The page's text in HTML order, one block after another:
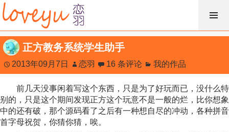
跳
过
内
容
正方教务系统学生助手
2013年09月7日 恋羽 16 条评论 我的作品
前几天没事闲着写这个东西，只是为了好玩而已，没什么特
别的，只是这个期间发现正方这个玩意不是一般的烂，比你想象
中的还有破，那个源码看了之后有一种想自尽的冲动，各种拼音
首字母祝贺，你猜你猜，唉。